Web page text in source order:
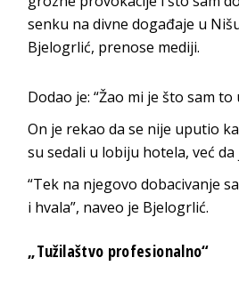
senku na divne događaje u
Bjelogrlić, prenose mediji.
Dodao je: “Žao mi je što sam to
On je rekao da se nije uputio
su sedali u lobiju hotela, već da
“Tek na njegovo dobacivanje
i hvala”, naveo je Bjelogrlić.
„Tužilaštvo profesionalno“